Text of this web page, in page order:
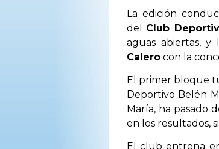
La edición
del Club
aguas abiertas,
Calero con la
El primer bloque
Deportivo Belén
María, ha pasado
en los resultados,
El club entrena